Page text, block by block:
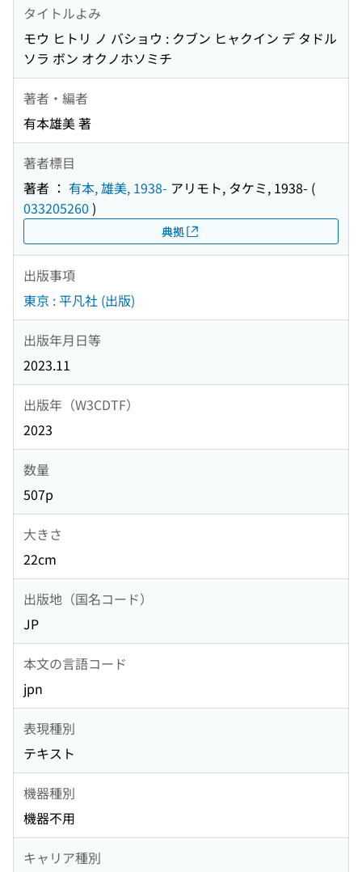
タイトルよみ
モウ ヒトリ ノ バショウ : クブン ヒャクイン デ タドル
ソラ ボン オクノホソミチ
著者・編者
有本雄美 著
著者標目
著者 ： 有本, 雄美, 1938- アリモト, タケミ, 1938- (
033205260 )
典拠
出版事項
東京 : 平凡社 (出版)
出版年月日等
2023.11
出版年（W3CDTF）
2023
数量
507p
大きさ
22cm
出版地（国名コード）
JP
本文の言語コード
jpn
表現種別
テキスト
機器種別
機器不用
キャリア種別